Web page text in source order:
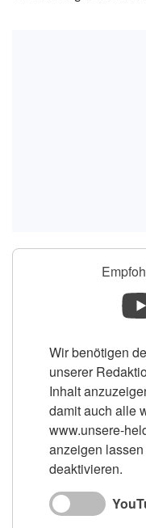
Wir benötigen
unserer
Inhalt
damit auch alle
www.unsere-
anzeigen
deaktivieren.